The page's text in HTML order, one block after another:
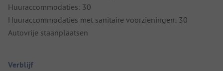
Huuraccommodaties: 30
Huuraccommodaties met sanitaire voorzieningen: 30
Autovrije staanplaatsen
Verblijf